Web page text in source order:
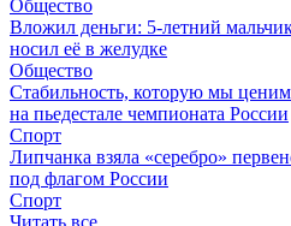
Общество
Вложил деньги: 5-летний
носил её в желудке
Общество
Стабильность, которую мы
на пьедестале чемпионата России
Спорт
Липчанка взяла «серебро»
под флагом России
Спорт
Читать все